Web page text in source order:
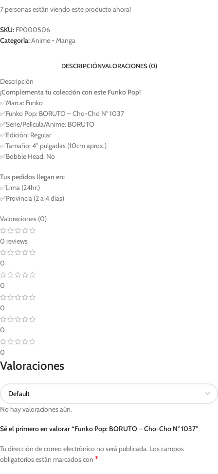
7 personas están viendo este producto ahora!
SKU: FP000506
Categoría:Anime - Manga
DESCRIPCIÓNVALORACIONES (0)
Descripción
¡Complementa tu colección con este Funko Pop!
✅Marca: Funko
✅Funko Pop: BORUTO – Cho-Cho N° 1037
✅Serie/Película/Anime: BORUTO
✅Edición: Regular
✅Tamaño: 4″ pulgadas (10cm aprox.)
✅Bobble Head: No
Tus pedidos llegan en:
✅Lima (24hr.)
✅Provincia (2 a 4 días)
Valoraciones (0)
0 reviews
0
0
0
0
0
Valoraciones
No hay valoraciones aún.
Sé el primero en valorar “Funko Pop: BORUTO – Cho-Cho N° 1037”
Tu dirección de correo electrónico no será publicada. Los campos
obligatorios están marcados con *